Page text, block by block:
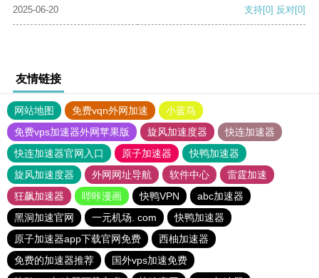
2025-06-20
支持[0] 反对[0]
友情链接
网站地图 免费vqn外网加速
小蓝鸟
免费vps加速器外网苹果版
旋风加速度器
快连加速器
快连加速器官网入口
原子加速器
快鸭加速器
旋风加速度器
外网网址导航 软件中心
雷霆加速
狂飙加速器
哔咔漫画 快鸭VPN
abc加速器
黑洞加速官网
一元机场. com
快鸭加速器
原子加速器app下载官网免费
西柚加速器
免费的加速器推荐
国外vps加速免费